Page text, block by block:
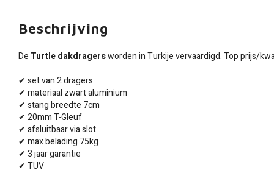
Beschrijving
De Turtle dakdragersworden in Turkije vervaardigd. Top prijs/
✔ set van 2 dragers
✔ materiaal zwart aluminium
✔ stang breedte 7cm
✔ 20mm T-Gleuf
✔ afsluitbaar via slot
✔ max belading 75kg
✔ 3 jaar garantie
✔ TUV